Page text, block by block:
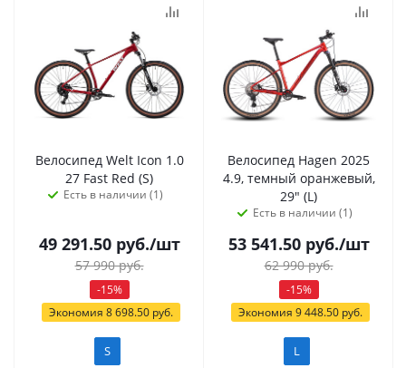
Велосипед Welt Icon 1.0
27 Fast Red (S)
Есть в наличии (1)
49 291.50руб./шт
57 990руб.
-15%
Экономия 8 698.50руб.
S
Велосипед Hagen 2025
4.9, темный оранжевый,
29" (L)
Есть в наличии (1)
53 541.50руб./шт
62 990руб.
-15%
Экономия 9 448.50руб.
L